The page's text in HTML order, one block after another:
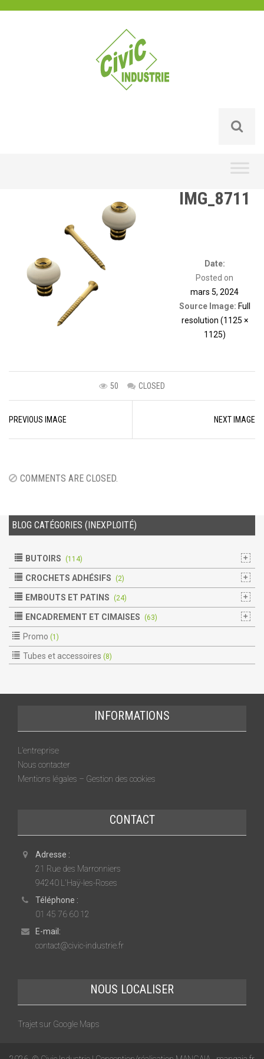
IMG_8711
Date:
Posted on
mars 5, 2024
Source Image: Full
resolution (1125 ×
1125)
50 CLOSED
navigation
PREVIOUS IMAGE NEXT IMAGE
COMMENTS ARE CLOSED.
BLOG CATÉGORIES (INEXPLOITÉ)
BUTOIRS (114)
CROCHETS ADHÉSIFS (2)
EMBOUTS ET PATINS (24)
ENCADREMENT ET CIMAISES (63)
Promo (1)
Tubes et accessoires (8)
INFORMATIONS
L’entreprise
Nous contacter
Mentions légales – Gestion des cookies
CONTACT
Adresse :
21 Rue des Marronniers
94240 L'Haÿ-les-Roses
Téléphone :
01 45 76 60 12
E-mail:
contact@civic-industrie.fr
NOUS LOCALISER
Trajet sur Google Maps